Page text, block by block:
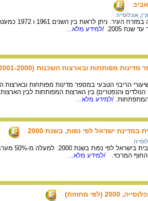
אוכלוסייה
2005.
/למידע מלא...
מפותחות ובארצות השכנות (2001-2000)
והנפטרים) בין הארצות המפותחות לבין
המתפתחות. /למידע מלא...
ישראל לפי נפות, בשנת 2000
מפת
המרכזי.
/למידע מלא...
מחוזות)